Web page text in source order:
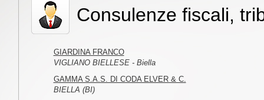
Consulenze fiscali,
GIARDINA FRANCO
VIGLIANO BIELLESE - Biella
GAMMA S.A.S. DI CODA ELVER & C.
BIELLA (BI)